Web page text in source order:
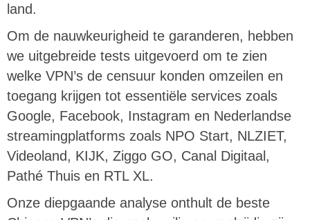
land.
Om de nauwkeurigheid te garanderen, hebben
we uitgebreide tests uitgevoerd om te zien
welke VPN’s de censuur konden omzeilen en
toegang krijgen tot essentiële services zoals
Google, Facebook, Instagram en Nederlandse
streamingplatforms zoals NPO Start, NLZIET,
Videoland, KIJK, Ziggo GO, Canal Digitaal,
Pathé Thuis en RTL XL.
Onze diepgaande analyse onthult de beste